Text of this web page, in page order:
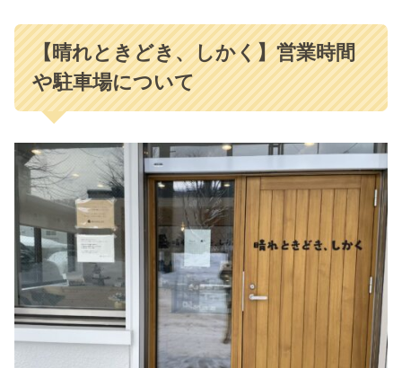
【晴れときどき、しかく】営業時間
や駐車場について